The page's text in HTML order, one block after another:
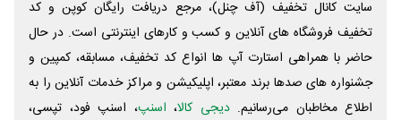
سایت کانال تخفیف (آف چنل)، مرجع دریافت رایگان کوپن و کد
تخفیف فروشگاه های آنلاین و کسب و‌ کارهای اینترنتی است. در حال
حاضر با همراهی استارت آپ ها انواع کد تخفیف، مسابقه، کمپین و
جشنواره های صدها برند معتبر، اپلیکیشن و مراکز خدمات آنلاین را به
اطلاع مخاطبان می‌رسانیم. دیجی کالا، اسنپ، اسنپ فود، تپسی،